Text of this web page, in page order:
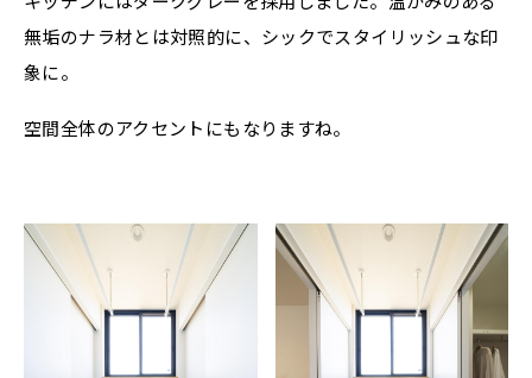
無垢のナラ材とは対照的に、シックでスタイリッシュな印
象に。
空間全体のアクセントにもなりますね。